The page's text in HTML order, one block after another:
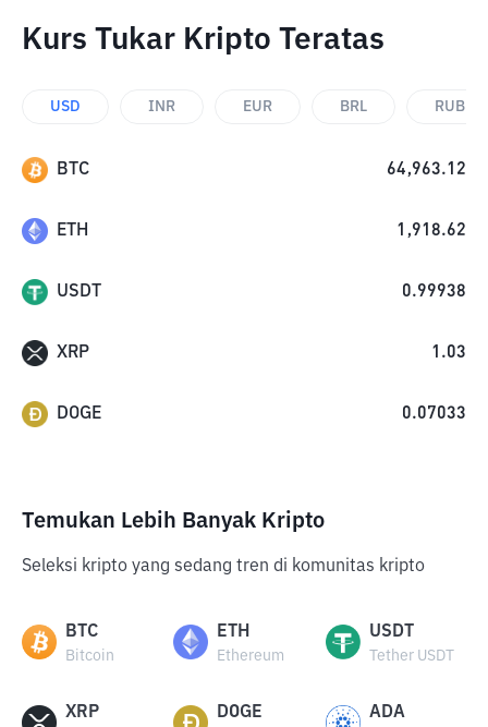
Kurs Tukar Kripto Teratas
USD INR EUR BRL RUB
BTC 64,963.12
ETH 1,918.62
USDT 0.99938
XRP 1.03
DOGE 0.07033
Temukan Lebih Banyak Kripto
Seleksi kripto yang sedang tren di komunitas kripto
BTC
Bitcoin
ETH
Ethereum
USDT
Tether USDT
XRP DOGE ADA